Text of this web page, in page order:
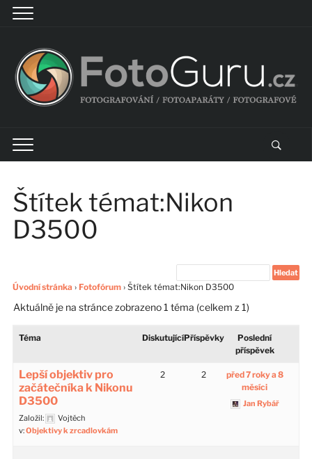
Štítek témat:Nikon
D3500
Úvodní stránka › Fotofórum › Štítek témat:Nikon D3500
Aktuálně je na stránce zobrazeno 1 téma (celkem z 1)
Téma DiskutujícíPříspěvky
Poslední
příspěvek
Lepší objektiv pro
začátečníka k Nikonu
D3500
Založil:
Vojtěch
v:Objektivy k zrcadlovkám
2 2
před 7 roky a 8
měsíci
Jan Rybář